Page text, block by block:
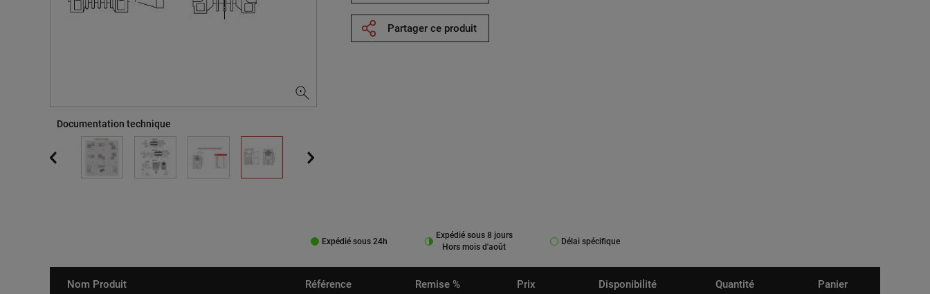
Documentation technique
Partager ce produit
Expédié sous 24h
Expédié sous 8 jours
Hors mois d'août
Délai spécifique
Nom Produit Référence Remise % Prix Disponibilité Quantité Panier